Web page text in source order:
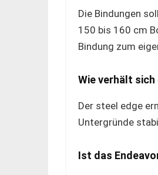
Die Bindungen
150 bis 160 cm
Bindung zum
Wie verhält sich
Der steel edge
Untergründe
Ist das